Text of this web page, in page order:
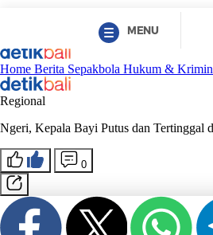
MENU
Home Berita Sepakbola Hukum &
Regional
Ngeri, Kepala Bayi Putus dan Tertinggal
0